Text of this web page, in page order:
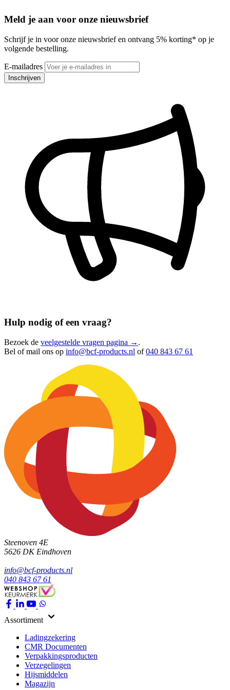
Meld je aan voor onze nieuwsbrief
Schrijf je in voor onze nieuwsbrief en ontvang 5% korting* op je
volgende bestelling.
E-mailadres
Inschrijven
Hulp nodig of een vraag?
Bezoek de veelgestelde vragen pagina → .
Bel of mail ons op info@bcf-products.nl of040 843 67 61
Steenoven 4E
5626 DKEindhoven
info@bcf-products.nl
040 843 67 61
Assortiment
Ladingzekering
CMR Documenten
Verpakkingsproducten
Verzegelingen
Hijsmiddelen
Magazijn